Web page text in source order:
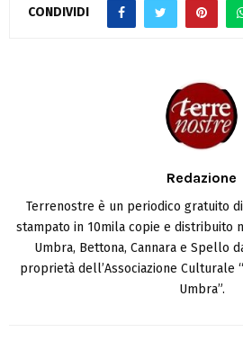
CONDIVIDI
Redazione
Terrenostre è un periodico gratuito
stampato in 10mila copie e distribuito
Umbra, Bettona, Cannara e Spello
proprietà dell’Associazione Culturale
Umbra”.